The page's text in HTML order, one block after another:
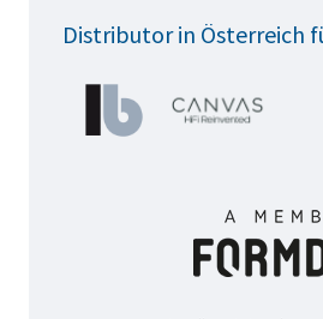
Distributor in Österreich